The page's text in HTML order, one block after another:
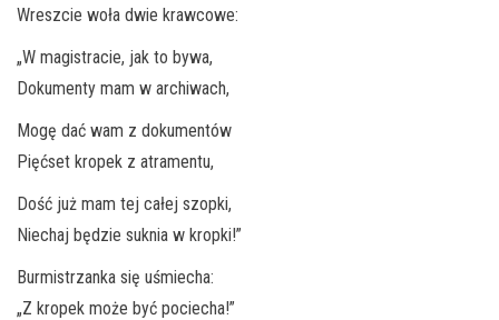
Wreszcie woła dwie krawcowe:
„W magistracie, jak to bywa,
Dokumenty mam w archiwach,
Mogę dać wam z dokumentów
Pięćset kropek z atramentu,
Dość już mam tej całej szopki,
Niechaj będzie suknia w kropki!”
Burmistrzanka się uśmiecha:
„Z kropek może być pociecha!”